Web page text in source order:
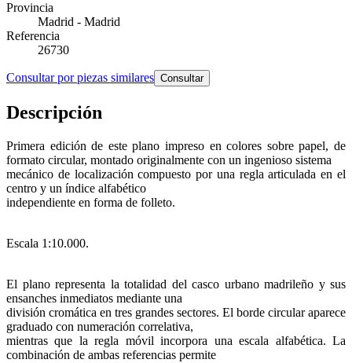
Provincia
Madrid - Madrid
Referencia
26730
Consultar por piezas similares Consultar
Descripción
Primera edición de este plano impreso en colores sobre papel, de
formato circular, montado originalmente con un ingenioso sistema
mecánico de localización compuesto por una regla articulada en el
centro y un índice alfabético
independiente en forma de folleto.
Escala 1:10.000.
El plano representa la totalidad del casco urbano madrileño y sus
ensanches inmediatos mediante una
división cromática en tres grandes sectores. El borde circular aparece
graduado con numeración correlativa,
mientras que la regla móvil incorpora una escala alfabética. La
combinación de ambas referencias permite